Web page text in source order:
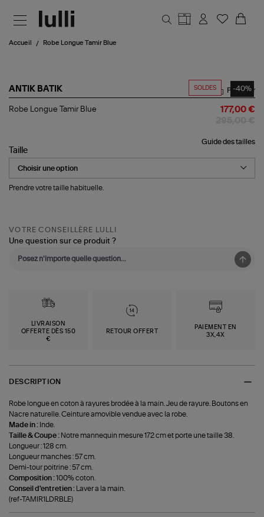
Accueil Robe Longue Tamir Blue
SOLDES -40%
ANTIK BATIK
Robe
Partager
Robe Longue Tamir Blue 177,00 €
Guide des tailles
Taille
Prendre votre taille habituelle.
VOTRE CONSEILLÈRE LULLI
Une question sur ce produit ?
LIVRAISON
OFFERTE DÈS 150
€
RETOUR OFFERT
PAIEMENT EN
3X,4X
DESCRIPTION
Robe longue en coton à rayures brodée à la main. Jeu de rayure. Boutons en
Nacre naturelle. Ceinture amovible vendue avec la robe.
Made in : Inde.
Taille & Coupe : Notre mannequin mesure 172 cm et porte une taille 38.
Longueur : 128 cm.
Longueur manches : 57 cm.
Demi-tour poitrine : 57 cm.
Composition :100% coton.
Conseil d'entretien :
Laver a la main.
(ref-TAMIR1LDRBLE)